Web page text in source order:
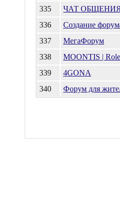
335
ЧАТ
336
Создание
337
МегаФорум
338
MOONTIS |
339
4GONA
340
Форум для